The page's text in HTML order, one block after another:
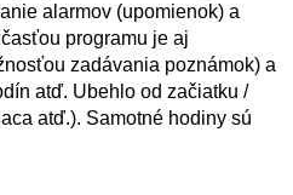
alarmov (upomienok) a
programu je aj
zadávania poznámok) a
atď. Ubehlo od začiatku /
atď.). Samotné hodiny sú